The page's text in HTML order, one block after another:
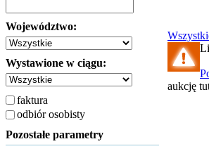
Województwo:
Wystawione w ciągu:
faktura
odbiór osobisty
Pozostałe parametry
aukcję